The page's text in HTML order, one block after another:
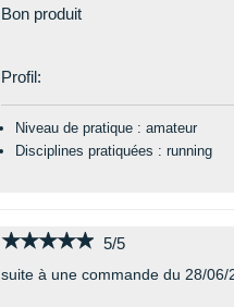
Bon produit
Profil:
Niveau de pratique : amateur
Disciplines pratiquées : running
★★★★★
★★★★★ 5/5
suite à une commande du 28/06/